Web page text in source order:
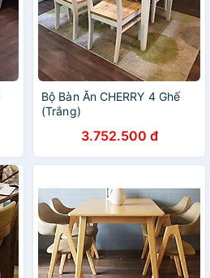
Bộ Bàn Ăn CHERRY 4 Ghế
(Trắng)
3.752.500 đ